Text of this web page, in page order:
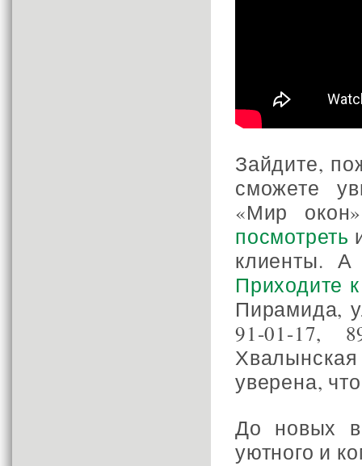
Зайдите,
сможете
«Мир
посмотреть
клиенты.
Приходите
Пирамида,
91-01-17,
уверена,
До новых
уютного и